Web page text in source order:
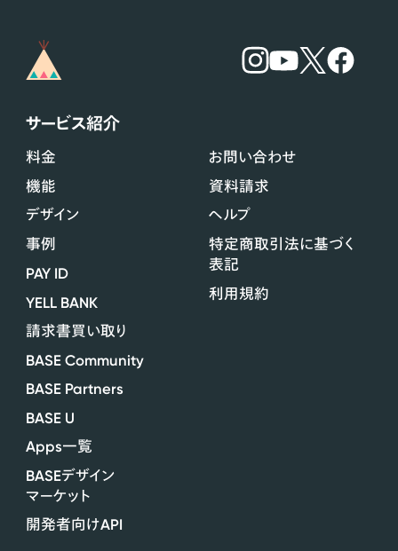
サービス紹介
料金
機能
デザイン
事例
PAY ID
YELL BANK
請求書買い取り
BASE Community
BASE Partners
BASE U
Apps一覧
BASEデザイン
マーケット
開発者向けAPI
お問い合わせ
資料請求
ヘルプ
特定商取引法に基づく
表記
利用規約